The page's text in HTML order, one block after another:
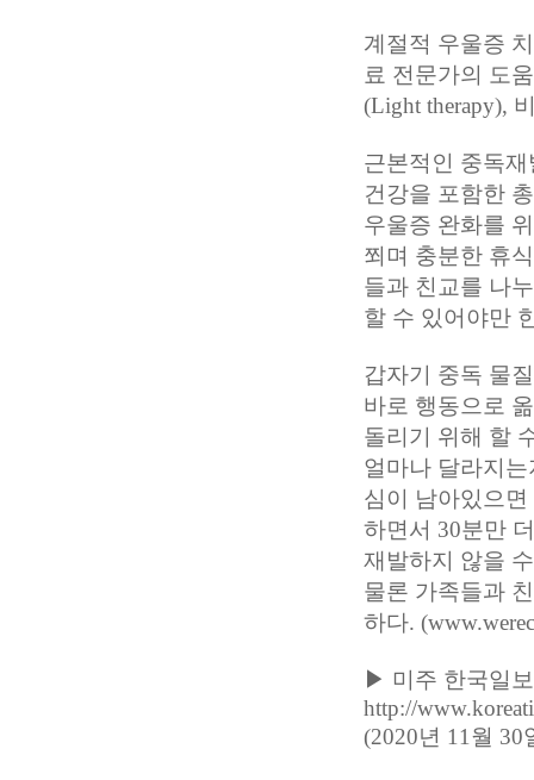
계절적 우울증
료 전문가의 도
(Light therapy),
근본적인 중독
건강을 포함한
우울증 완화를
쬐며 충분한 휴
들과 친교를 나
할 수 있어야만
갑자기 중독 물
바로 행동으로
돌리기 위해 할
얼마나 달라지
심이 남아있으
하면서 30분만
재발하지 않을
물론 가족들과
하다.
▶ 미주 한국일
http://
(2020년 11월